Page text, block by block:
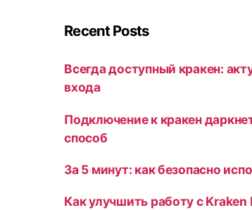
Recent Posts
Всегда доступный кракен:
входа
Подключение к кракен
способ
За 5 минут: как безопасно
Как улучшить работу с